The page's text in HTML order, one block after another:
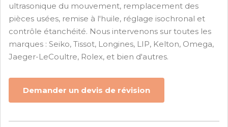
ultrasonique du mouvement, remplacement des
pièces usées, remise à l'huile, réglage isochronal et
contrôle étanchéité. Nous intervenons sur toutes les
marques : Seiko, Tissot, Longines, LIP, Kelton, Omega,
Jaeger-LeCoultre, Rolex, et bien d'autres.
Demander un devis de révision